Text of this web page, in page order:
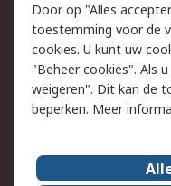
Cookiebeleid
Privacybeleid -
Bijgewerkt
Algemene
Over RS
Door op "Alles
toestemming voor de
cookies. U kunt uw
"Beheer cookies". Als
weigeren". Dit kan de
beperken. Meer